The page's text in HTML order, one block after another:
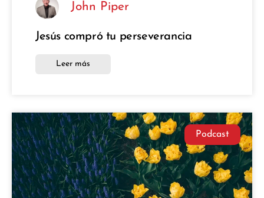
John Piper
Jesús compró tu perseverancia
Leer más
Podcast